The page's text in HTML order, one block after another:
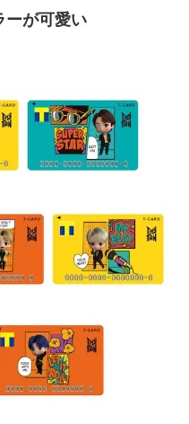
ーが可愛い